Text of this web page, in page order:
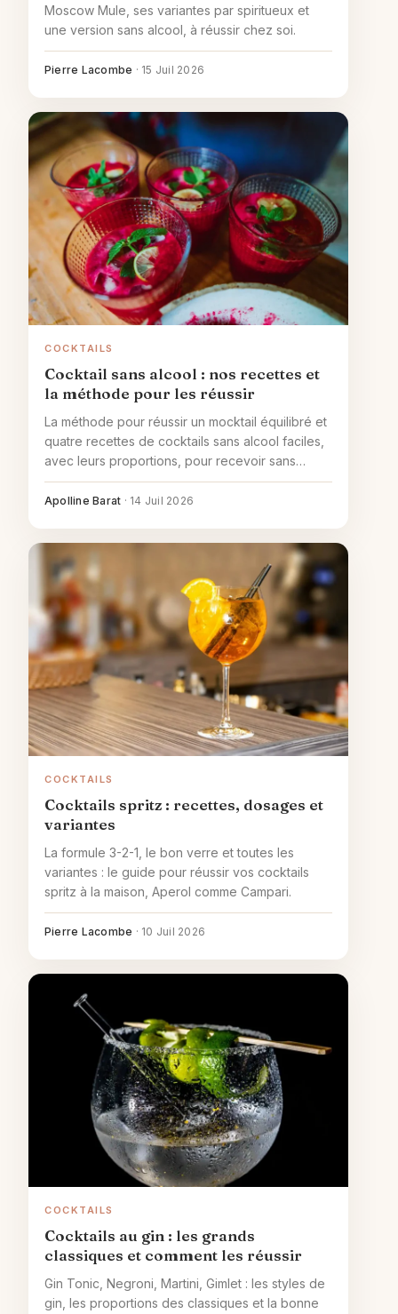
Moscow Mule, ses variantes par spiritueux et
une version sans alcool, à réussir chez soi.
Pierre Lacombe · 15 Juil 2026
COCKTAILS
Cocktail sans alcool : nos recettes et
la méthode pour les réussir
La méthode pour réussir un mocktail équilibré et
quatre recettes de cocktails sans alcool faciles,
avec leurs proportions, pour recevoir sans
alcool.
Apolline Barat · 14 Juil 2026
COCKTAILS
Cocktails spritz : recettes, dosages et
variantes
La formule 3-2-1, le bon verre et toutes les
variantes : le guide pour réussir vos cocktails
spritz à la maison, Aperol comme Campari.
Pierre Lacombe · 10 Juil 2026
COCKTAILS
Cocktails au gin : les grands
classiques et comment les réussir
Gin Tonic, Negroni, Martini, Gimlet : les styles de
gin, les proportions des classiques et la bonne